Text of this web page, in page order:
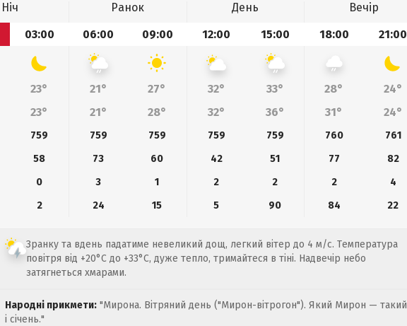
Ніч Ранок День
Вечір
03:00 06:00 09:00 12:00 15:00 18:00 21:00
23° 21° 27° 32° 33° 28°
24°
23° 21° 28° 32° 36° 31° 24°
759 759 759 759 759 760
761
58 73 60 42 51 77
82
0 3 1 2 2 2
4
2 24 15 5 90 84 22
Зранку та вдень падатиме невеликий дощ, легкий вітер до 4 м/с. Температура
повітря від +20°C до +33°C, дуже тепло, тримайтеся в тіні. Надвечір небо
затягнеться хмарами.
Народні прикмети: "Мирона. Вітряний день ("Мирон-вітрогон"). Який Мирон — такий
і січень."